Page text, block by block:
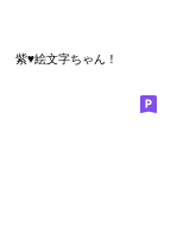
紫♥絵文字ちゃん！